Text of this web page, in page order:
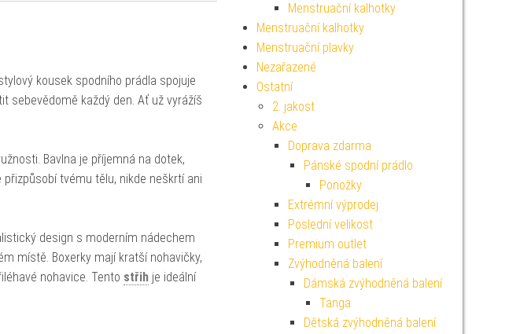
kousek spodního prádla spojuje
sebevědomě každý den. Ať už vyrážíš
Bavlna je příjemná na dotek,
tvému tělu, nikde neškrtí ani
design s moderním nádechem
místě. Boxerky mají kratší nohavičky,
nohavice. Tento střih je ideální
Menstruační kalhotky
Menstruační kalhotky
Menstruační plavky
Nezařazené
Ostatní
2. jakost
Akce
Doprava zdarma
Pánské spodní prádlo
Ponožky
Extrémní výprodej
Poslední velikost
Premium outlet
Zvýhodněná balení
Dámská zvýhodněná balení
Tanga
Dětská zvýhodněná balení